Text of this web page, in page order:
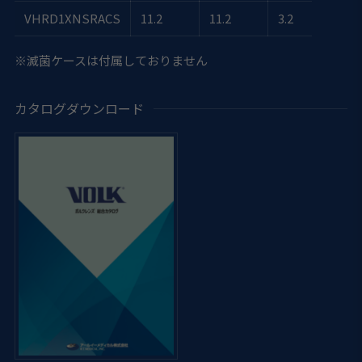
VHRD1XNSRACS 11.2 11.2 3.2
※滅菌ケースは付属しておりません
カタログダウンロード